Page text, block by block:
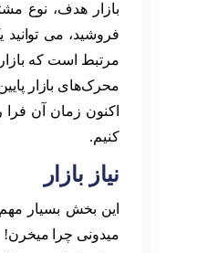
بازار هدف، نوع
فروشید، می
مرتبط است که
محرک‌های بازار
اکنون زمان آن
کنیم.
نیاز بازار
این بخش بسیار
میدونی چرا میخرن!